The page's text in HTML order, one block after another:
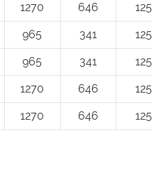
1270 646 125
965 341 125
965 341 125
1270 646 125
1270 646 125